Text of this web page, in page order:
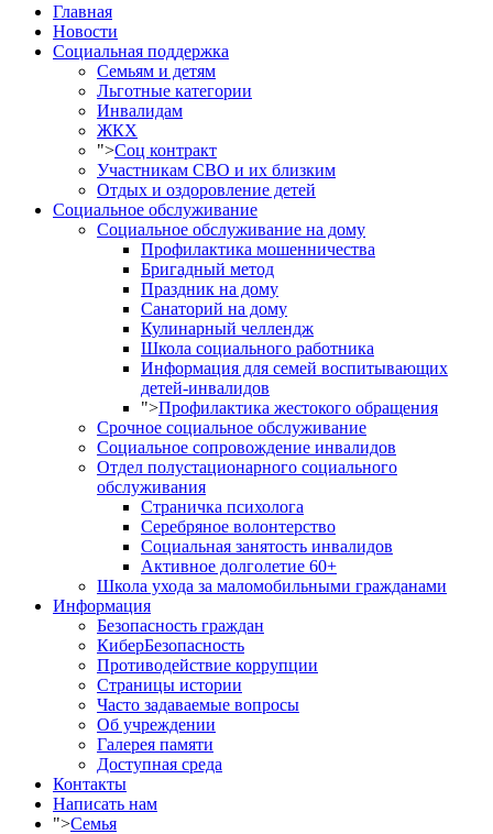
Главная
Новости
Социальная поддержка
Семьям и детям
Льготные категории
Инвалидам
ЖКХ
">Соц контракт
Участникам СВО и их близким
Отдых и оздоровление детей
Социальное обслуживание
Социальное обслуживание на дому
Профилактика мошенничества
Бригадный метод
Праздник на дому
Санаторий на дому
Кулинарный челлендж
Школа социального работника
Информация для семей воспитывающих
детей-инвалидов
">Профилактика жестокого обращения
Срочное социальное обслуживание
Социальное сопровождение инвалидов
Отдел полустационарного социального
обслуживания
Страничка психолога
Серебряное волонтерство
Социальная занятость инвалидов
Активное долголетие 60+
Школа ухода за маломобильными гражданами
Информация
Безопасность граждан
КиберБезопасность
Противодействие коррупции
Страницы истории
Часто задаваемые вопросы
Об учреждении
Галерея памяти
Доступная среда
Контакты
Написать нам
">Семья